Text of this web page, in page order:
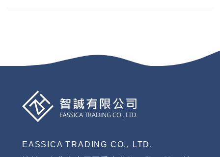
EASSICA TRADING CO., LTD.